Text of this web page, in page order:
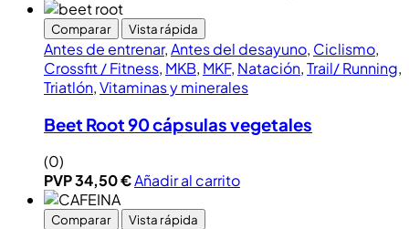
Comparar Vista rápida
Antes de entrenar,Antes del desayuno, Ciclismo,
Crossfit / Fitness, MKB, MKF, Natación,Trail/ Running,
Triatlón,Vitaminas y minerales
Beet Root 90 cápsulas vegetales
(0)
PVP34,50€Añadir al carrito
Comparar Vista rápida